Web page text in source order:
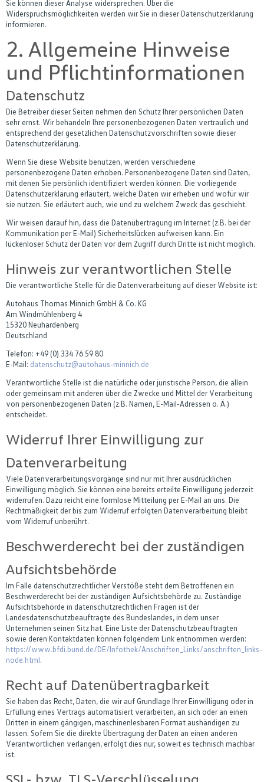
Sie können dieser Analyse widersprechen. Über die
Widerspruchsmöglichkeiten werden wir Sie in dieser Datenschutzerklärung
informieren.
2. Allgemeine Hinweise
und Pflichtinformationen
Datenschutz
Die Betreiber dieser Seiten nehmen den Schutz Ihrer persönlichen Daten
sehr ernst. Wir behandeln Ihre personenbezogenen Daten vertraulich und
entsprechend der gesetzlichen Datenschutzvorschriften sowie dieser
Datenschutzerklärung.
Wenn Sie diese Website benutzen, werden verschiedene
personenbezogene Daten erhoben. Personenbezogene Daten sind Daten,
mit denen Sie persönlich identifiziert werden können. Die vorliegende
Datenschutzerklärung erläutert, welche Daten wir erheben und wofür wir
sie nutzen. Sie erläutert auch, wie und zu welchem Zweck das geschieht.
Wir weisen darauf hin, dass die Datenübertragung im Internet (z.B. bei der
Kommunikation per E-Mail) Sicherheitslücken aufweisen kann. Ein
lückenloser Schutz der Daten vor dem Zugriff durch Dritte ist nicht möglich.
Hinweis zur verantwortlichen Stelle
Die verantwortliche Stelle für die Datenverarbeitung auf dieser Website ist:
Autohaus Thomas Minnich GmbH & Co. KG
Am Windmühlenberg 4
15320 Neuhardenberg
Deutschland
Telefon: +49 (0) 334 76 59 80
E-Mail: datenschutz@autohaus-minnich.de
Verantwortliche Stelle ist die natürliche oder juristische Person, die allein
oder gemeinsam mit anderen über die Zwecke und Mittel der Verarbeitung
von personenbezogenen Daten (z.B. Namen, E-Mail-Adressen o. Ä.)
entscheidet.
Widerruf Ihrer Einwilligung zur
Datenverarbeitung
Viele Datenverarbeitungsvorgänge sind nur mit Ihrer ausdrücklichen
Einwilligung möglich. Sie können eine bereits erteilte Einwilligung jederzeit
widerrufen. Dazu reicht eine formlose Mitteilung per E-Mail an uns. Die
Rechtmäßigkeit der bis zum Widerruf erfolgten Datenverarbeitung bleibt
vom Widerruf unberührt.
Beschwerderecht bei der zuständigen
Aufsichtsbehörde
Im Falle datenschutzrechtlicher Verstöße steht dem Betroffenen ein
Beschwerderecht bei der zuständigen Aufsichtsbehörde zu. Zuständige
Aufsichtsbehörde in datenschutzrechtlichen Fragen ist der
Landesdatenschutzbeauftragte des Bundeslandes, in dem unser
Unternehmen seinen Sitz hat. Eine Liste der Datenschutzbeauftragten
sowie deren Kontaktdaten können folgendem Link entnommen werden:
https://www.bfdi.bund.de/DE/Infothek/Anschriften_Links/anschriften_links-
node.html.
Recht auf Datenübertragbarkeit
Sie haben das Recht, Daten, die wir auf Grundlage Ihrer Einwilligung oder in
Erfüllung eines Vertrags automatisiert verarbeiten, an sich oder an einen
Dritten in einem gängigen, maschinenlesbaren Format aushändigen zu
lassen. Sofern Sie die direkte Übertragung der Daten an einen anderen
Verantwortlichen verlangen, erfolgt dies nur, soweit es technisch machbar
ist.